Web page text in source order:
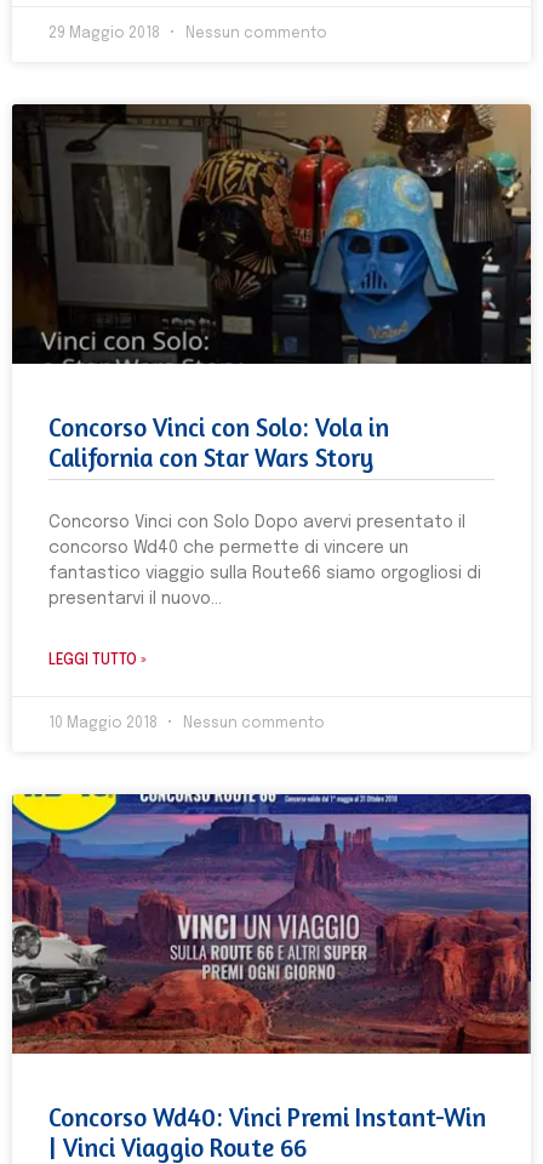
29 Maggio 2018 Nessun commento
Concorso Vinci con Solo: Vola in
California con Star Wars Story
Concorso Vinci con Solo Dopo avervi presentato il
concorso Wd40 che permette di vincere un
fantastico viaggio sulla Route66 siamo orgogliosi di
presentarvi il nuovo
LEGGI TUTTO »
10 Maggio 2018 Nessun commento
Concorso Wd40: Vinci Premi Instant-Win
| Vinci Viaggio Route 66